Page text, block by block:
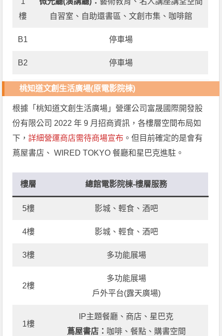
樓
自習室、自助還書區、文創市集、咖啡館
B1 停車場
B2 停車場
桃知道文創生活廣場(原電影院棟)
根據「桃知道文創生活廣場」營運公司富晟國際開發股
份有限公司 2022 年 9 月招商資訊，各樓層空間布局如
下，詳細營運商店需待商場宣布 。但目前確定的是會有
蔦屋書店、 WIRED TOKYO 餐廳和星巴克進駐。
樓層 總館電影院棟-樓層服務
5樓 影城、輕食、酒吧
4樓 影城、輕食、酒吧
3樓 多功能展場
2樓
多功能展場
戶外平台(露天廣場)
1樓
IP主題餐廳、商店、星巴克
蔦屋書店： 咖啡、餐點、購書空間